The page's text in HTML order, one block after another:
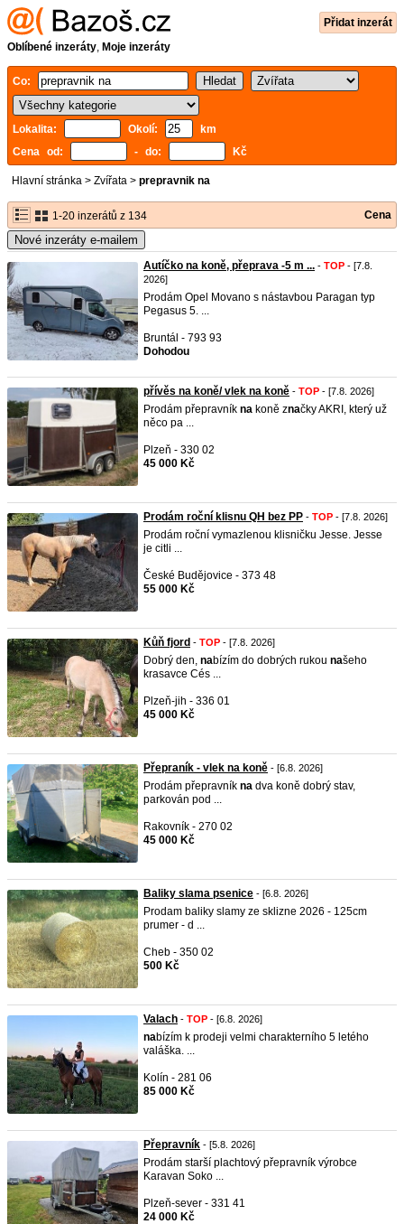
Přidat inzerát
Oblíbené inzeráty, Moje inzeráty
Co:
Lokalita: Okolí:
km
Cena od:
- do: Kč
Hlavní stránka > Zvířata > prepravnik na
1-20 inzerátů z 134 Cena
Nové inzeráty e-mailem
Autíčko na koně, přeprava -5 m ... - TOP - [7.8.
2026]
Prodám Opel Movano s nástavbou Paragan typ
Pegasus 5. ...
Bruntál - 793 93
Dohodou
přívěs na koně/ vlek na koně - TOP - [7.8. 2026]
Prodám přepravník na koně značky AKRI, který už
něco pa ...
Plzeň - 330 02
45 000 Kč
Prodám roční klisnu QH bez PP - TOP - [7.8. 2026]
Prodám roční vymazlenou klisničku Jesse. Jesse
je citli ...
České Budějovice - 373 48
55 000 Kč
Kůň fjord - TOP - [7.8. 2026]
Dobrý den, nabízím do dobrých rukou našeho
krasavce Cés ...
Plzeň-jih - 336 01
45 000 Kč
Přepraník - vlek na koně - [6.8. 2026]
Prodám přepravník na dva koně dobrý stav,
parkován pod ...
Rakovník - 270 02
45 000 Kč
Baliky slama psenice - [6.8. 2026]
Prodam baliky slamy ze sklizne 2026 - 125cm
prumer - d ...
Cheb - 350 02
500 Kč
Valach - TOP - [6.8. 2026]
nabízím k prodeji velmi charakterního 5 letého
valáška. ...
Kolín - 281 06
85 000 Kč
Přepravník - [5.8. 2026]
Prodám starší plachtový přepravník výrobce
Karavan Soko ...
Plzeň-sever - 331 41
24 000 Kč